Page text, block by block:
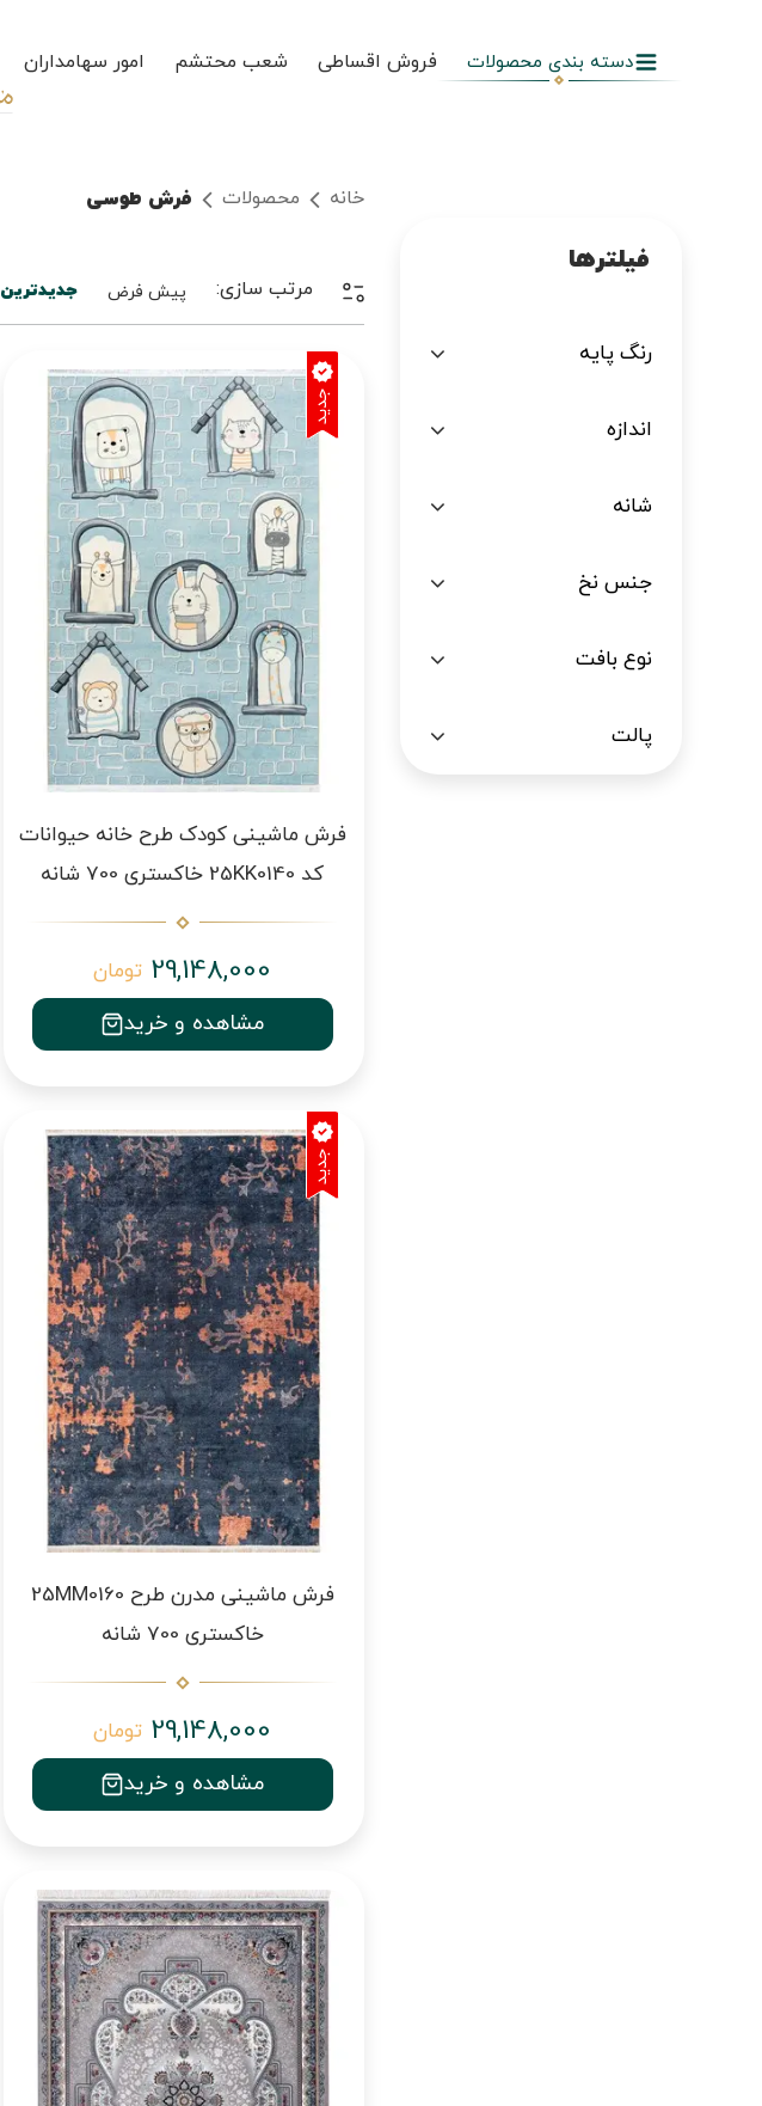
دسته بندی محصولات فروش اقساطی شعب محتشم امور سهامداران
فیلترها
رنگ پایه
اندازه
شانه
جنس نخ
نوع بافت
پالت
خانه محصولات فرش طوسی
مرتب سازی: پیش فرض جدیدترین
فرش ماشینی کودک طرح خانه حیوانات
کد 25KK0140 خاکستری 700 شانه
29,148,000 تومان
مشاهده و خرید
فرش ماشینی مدرن طرح 25MM0160
خاکستری 700 شانه
29,148,000 تومان
مشاهده و خرید